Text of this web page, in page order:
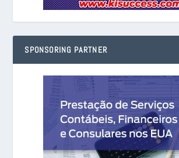
SPONSORING PARTNER